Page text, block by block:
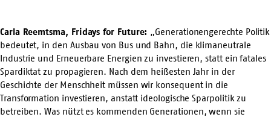
Carla Reemtsma, Fridays for Future: „Generationengerechte Politik
bedeutet, in den Ausbau von Bus und Bahn, die klimaneutrale
Industrie und Erneuerbare Energien zu investieren, statt ein fatales
Spardiktat zu propagieren. Nach dem heißesten Jahr in der
Geschichte der Menschheit müssen wir konsequent in die
Transformation investieren, anstatt ideologische Sparpolitik zu
betreiben. Was nützt es kommenden Generationen, wenn sie